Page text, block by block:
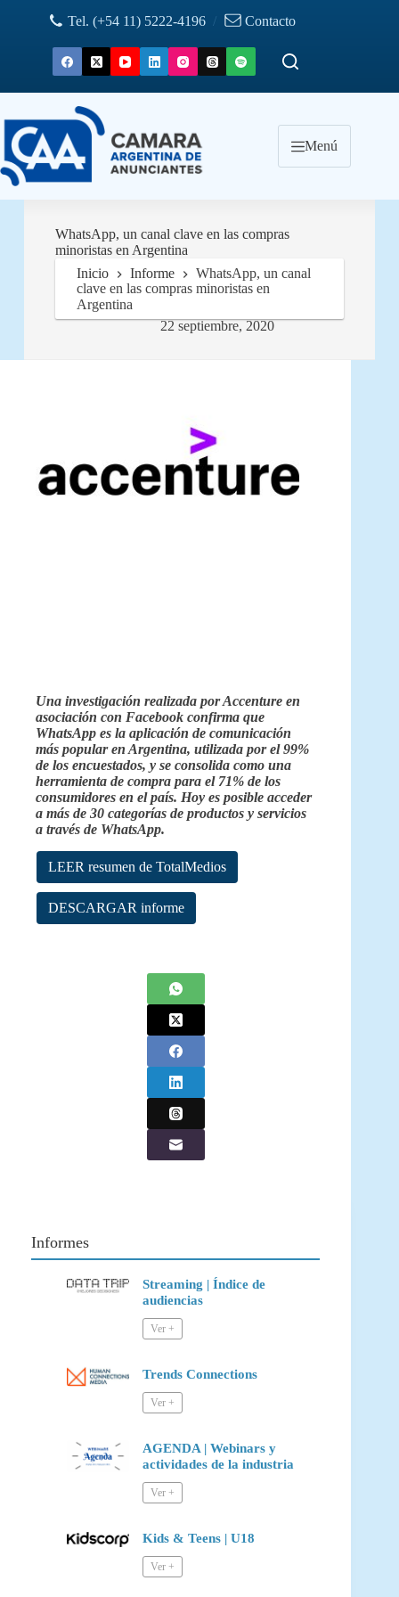
Tel. (+54 11) 5222-4196 / Contacto
Menú
WhatsApp, un canal clave en las compras
minoristas en Argentina
22 septiembre, 2020
Inicio Informe
WhatsApp, un canal
clave en las compras minoristas en
Argentina
Una investigación realizada por Accenture en
asociación con Facebook confirma que
WhatsApp es la aplicación de comunicación
más popular en Argentina, utilizada por el 99%
de los encuestados, y se consolida como una
herramienta de compra para el 71% de los
consumidores en el país. Hoy es posible acceder
a más de 30 categorías de productos y servicios
a través de WhatsApp.
LEER resumen de TotalMedios
DESCARGAR informe
Informes
Streaming | Índice de
audiencias
Trends Connections
AGENDA | Webinars y
actividades de la industria
Kids & Teens | U18